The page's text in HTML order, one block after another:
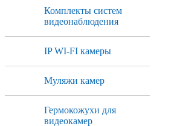
Комплекты систем
видеонаблюдения
IP WI-FI камеры
Муляжи камер
Гермокожухи для
видеокамер